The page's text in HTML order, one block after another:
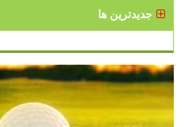
جدیدترین ها